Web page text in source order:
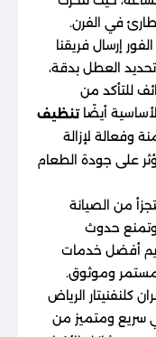
في الفرن.
إرسال فريقنا
العطل بدقة،
للتأكد من
أيضًاتنظيف
وفعالة لإزالة
على جودة الطعام
من الصيانة
وتمنع حدوث
أفضل خدمات
مستمر وموثوق.
كلنفنيتار الرياض
سريع ومتميز من